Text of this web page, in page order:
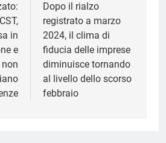
in
e
non
Dopo il rialzo
registrato a marzo
2024, il clima di
fiducia delle imprese
diminuisce tornando
al livello dello scorso
febbraio